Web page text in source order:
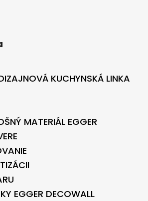
KUCHYNSKÁ LINKA
MATERIÁL EGGER
EGGER DECOWALL